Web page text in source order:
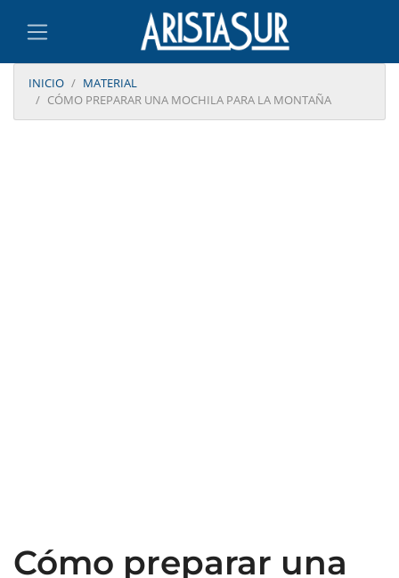
INICIO
MATERIAL
CÓMO PREPARAR UNA MOCHILA PARA LA MONTAÑA
Cómo preparar una